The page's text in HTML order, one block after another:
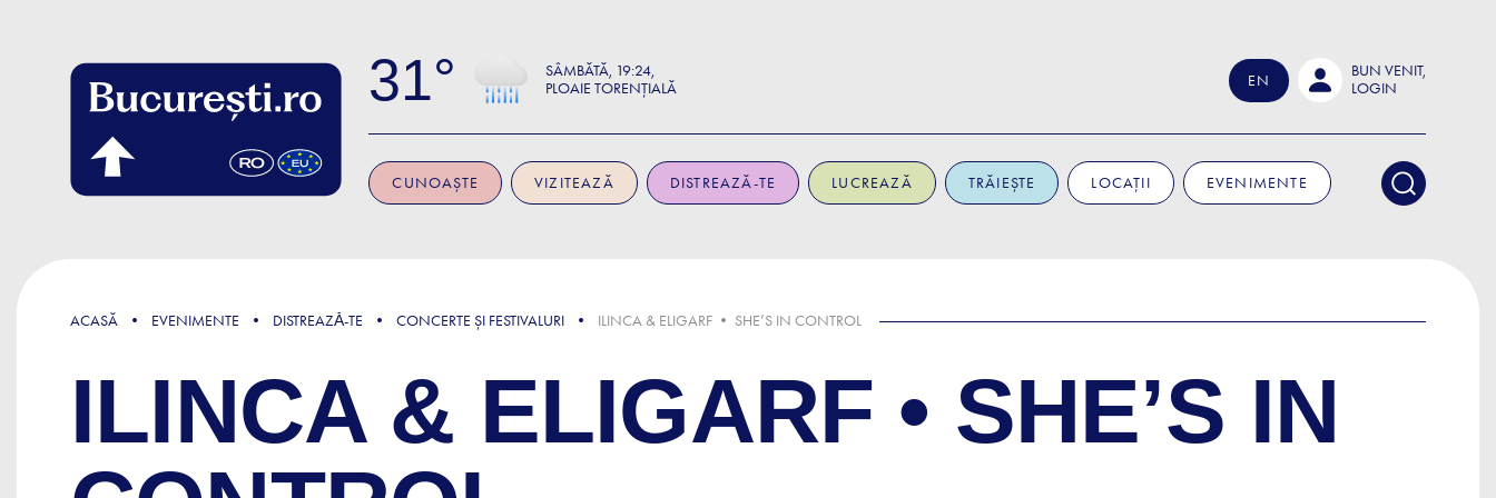
31 SÂMBĂTĂ 19:24
PLOAIE TORENȚIALĂ
EN
BUN VENIT,
LOGIN
CUNOAȘTE VIZITEAZĂ DISTREAZĂ-TE LUCREAZĂ TRĂIEȘTE LOCAȚII EVENIMENTE
ACASĂ EVENIMENTE DISTREAZǍ-TE CONCERTE ȘI FESTIVALURI ILINCA & ELIGARF • SHE’S IN CONTROL
ILINCA & ELIGARF • SHE’S IN